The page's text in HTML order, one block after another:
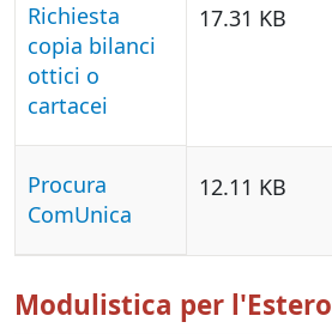
Richiesta
copia bilanci
ottici o
cartacei
17.31 KB
Procura
ComUnica
12.11 KB
Modulistica per l'Estero